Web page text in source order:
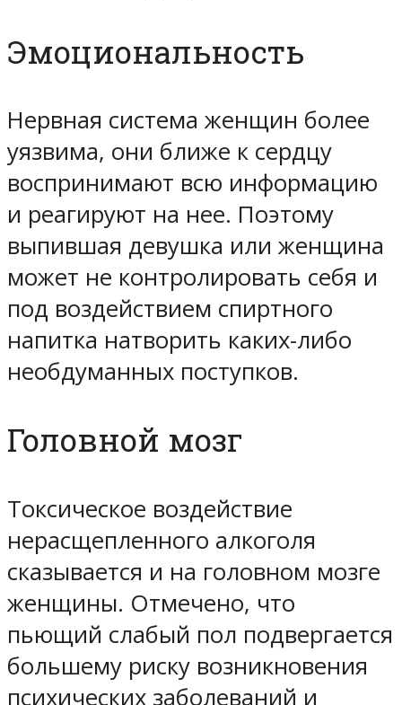
Эмоциональность
Нервная система женщин более
уязвима, они ближе к сердцу
воспринимают всю информацию
и реагируют на нее. Поэтому
выпившая девушка или женщина
может не контролировать себя и
под воздействием спиртного
напитка натворить каких-либо
необдуманных поступков.
Головной мозг
Токсическое воздействие
нерасщепленного алкоголя
сказывается и на головном мозге
женщины. Отмечено, что
пьющий слабый пол подвергается
большему риску возникновения
психических заболеваний и